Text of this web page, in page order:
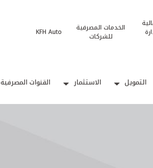
الخدمات المصرفية
للشركات
KFH Auto
التمويل الاستثمار القنوات المصرفية